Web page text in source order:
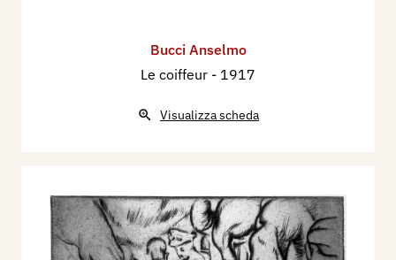
Bucci Anselmo
Le coiffeur - 1917
Visualizza scheda